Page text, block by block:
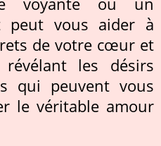
peut vous aider à
de votre cœur et
les désirs
qui peuvent vous
le véritable amour